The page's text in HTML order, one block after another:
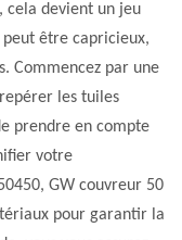
cela devient un jeu
être capricieux,
Commencez par une
les tuiles
prendre en compte
votre
GW couvreur 50
pour garantir la